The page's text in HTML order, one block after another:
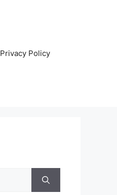
Privacy Policy